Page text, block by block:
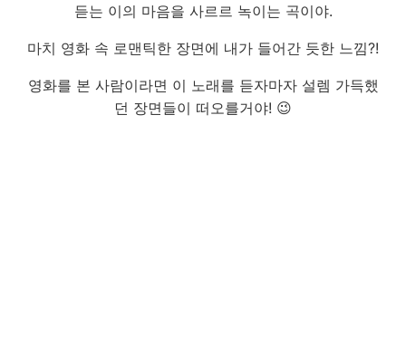
듣는 이의 마음을 사르르 녹이는 곡이야.
마치 영화 속 로맨틱한 장면에 내가 들어간 듯한 느낌?!
영화를 본 사람이라면 이 노래를 듣자마자 설렘 가득했
던 장면들이 떠오를거야! 😉